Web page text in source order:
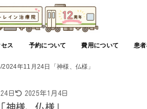
セス 予約について 費用について 患
2024年11月24日「神様、仏様」
日 2025年1月4日
神様、仏様」